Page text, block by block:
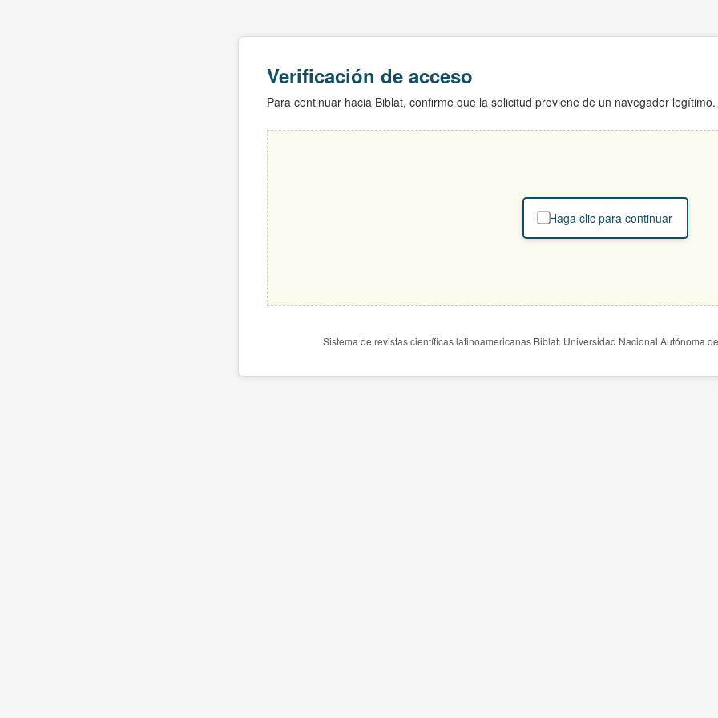
Verificación de acceso
Para continuar hacia Biblat, confirme que la solicitud proviene de un navegador legítimo.
Haga clic para continuar
Sistema de revistas científicas latinoamericanas Biblat. Universidad Nacional Autónoma